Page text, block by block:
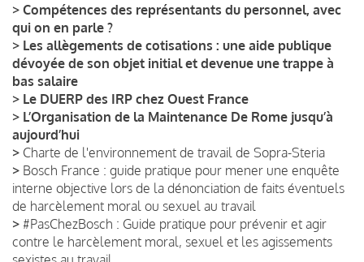
> Compétences des représentants du personnel, avec
qui on en parle ?
> Les allègements de cotisations : une aide publique
dévoyée de son objet initial et devenue une trappe à
bas salaire
> Le DUERP des IRP chez Ouest France
> L’Organisation de la Maintenance De Rome jusqu’à
aujourd’hui
> Charte de l'environnement de travail de Sopra-Steria
> Bosch France : guide pratique pour mener une enquête
interne objective lors de la dénonciation de faits éventuels
de harcèlement moral ou sexuel au travail
> #PasChezBosch : Guide pratique pour prévenir et agir
contre le harcèlement moral, sexuel et les agissements